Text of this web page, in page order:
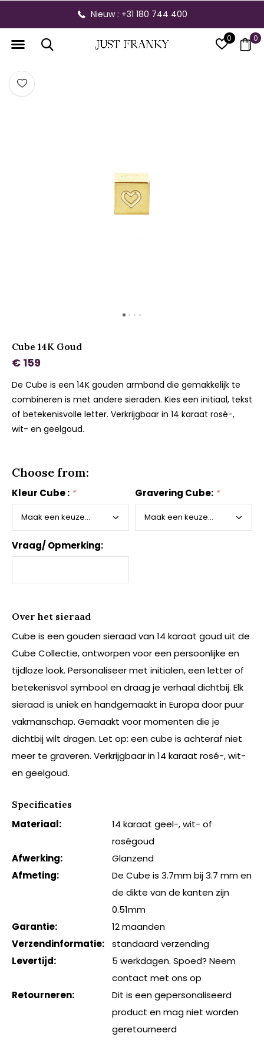
0 0
Nieuw : +31 180 744 400
Cube 14K Goud
€ 159
De Cube is een 14K gouden armband die gemakkelijk te
combineren is met andere sieraden. Kies een initiaal, tekst
of betekenisvolle letter. Verkrijgbaar in 14 karaat rosé-,
wit- en geelgoud.
Choose from:
Kleur Cube : * Gravering Cube: *
Vraag/ Opmerking:
Over het sieraad
Cube is een gouden sieraad van 14 karaat goud uit de
Cube Collectie, ontworpen voor een persoonlijke en
tijdloze look. Personaliseer met initialen, een letter of
betekenisvol symbool en draag je verhaal dichtbij. Elk
sieraad is uniek en handgemaakt in Europa door puur
vakmanschap. Gemaakt voor momenten die je
dichtbij wilt dragen. Let op: een cube is achteraf niet
meer te graveren. Verkrijgbaar in 14 karaat rosé-, wit-
en geelgoud.
Specificaties
Materiaal:
14 karaat geel-, wit- of
roségoud
Afwerking:
Glanzend
Afmeting:
De Cube is 3.7mm bij 3.7 mm en
de dikte van de kanten zijn
0.51mm
Garantie:
12 maanden
Verzendinformatie:
standaard verzending
Levertijd:
5 werkdagen. Spoed? Neem
contact met ons op
Retourneren:
Dit is een gepersonaliseerd
product en mag niet worden
geretourneerd